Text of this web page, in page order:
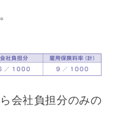
会社負担分のみの